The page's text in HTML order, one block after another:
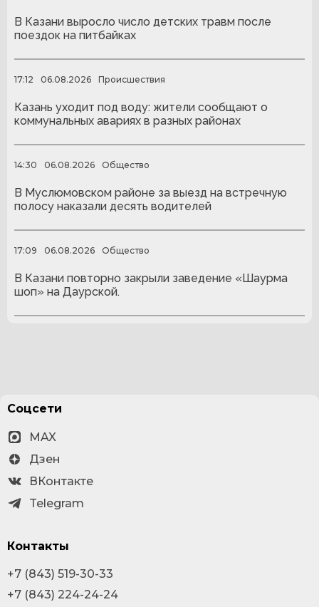
В Казани выросло число детских травм после
поездок на питбайках
17:12 06.08.2026 Происшествия
Казань уходит под воду: жители сообщают о
коммунальных авариях в разных районах
14:30 06.08.2026 Общество
В Муслюмовском районе за выезд на встречную
полосу наказали десять водителей
17:09 06.08.2026 Общество
В Казани повторно закрыли заведение «Шаурма
шоп» на Даурской.
Соцсети
MAX
Дзен
ВКонтакте
Telegram
Контакты
+7 (843) 519-30-33
+7 (843) 224-24-24